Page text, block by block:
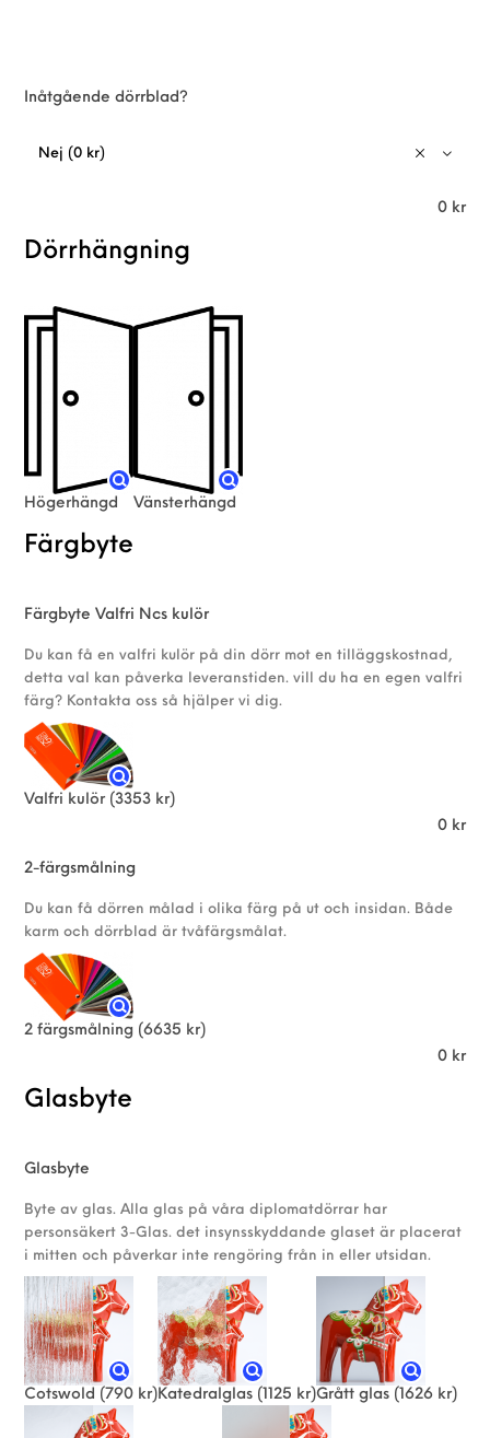
Inåtgående dörrblad?
Nej (0 kr)
0 kr
Dörrhängning
Högerhängd Vänsterhängd
Färgbyte
Färgbyte Valfri Ncs kulör
Du kan få en valfri kulör på din dörr mot en tilläggskostnad,
detta val kan påverka leveranstiden. vill du ha en egen valfri
färg? Kontakta oss så hjälper vi dig.
Valfri kulör(3353 kr)
0 kr
2-färgsmålning
Du kan få dörren målad i olika färg på ut och insidan. Både
karm och dörrblad är tvåfärgsmålat.
2 färgsmålning (6635 kr)
0 kr
Glasbyte
Glasbyte
Byte av glas. Alla glas på våra diplomatdörrar har
personsäkert 3-Glas. det insynsskyddande glaset är placerat
i mitten och påverkar inte rengöring från in eller utsidan.
Cotswold (790 kr)Katedralglas (1125 kr)Grått glas (1626 kr)